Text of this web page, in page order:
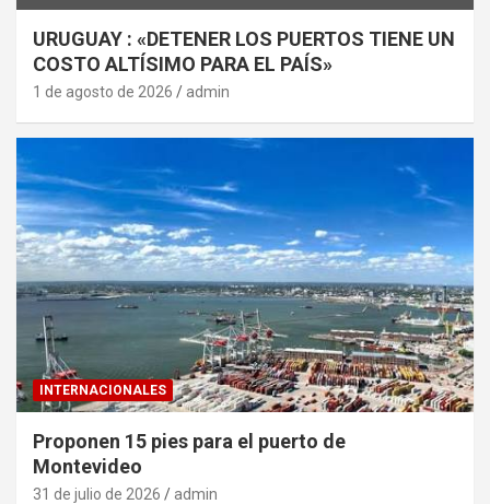
URUGUAY : «DETENER LOS PUERTOS TIENE UN
COSTO ALTÍSIMO PARA EL PAÍS»
1 de agosto de 2026 admin
INTERNACIONALES
Proponen 15 pies para el puerto de
Montevideo
31 de julio de 2026 admin